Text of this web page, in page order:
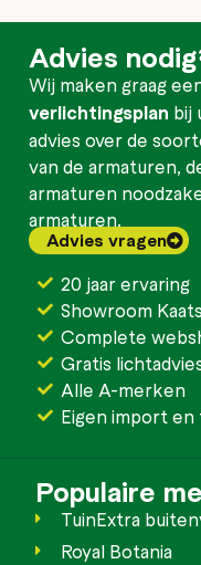
Advies
Wij maken graag
verlichtingsplan bij
advies over de
van de armaturen,
armaturen
armaturen.
Advies vragen
20 jaar ervaring
Showroom
Complete
Gratis
Alle A-merken
Eigen import en
Populaire
TuinExtra
Royal Botania